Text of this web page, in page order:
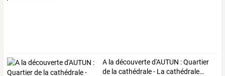
A la découverted'AUTUN :Quartier
de la cathédrale- La cathédrale…